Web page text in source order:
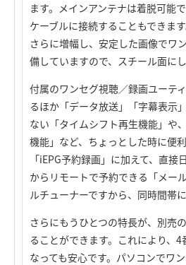
ます。メインアンテナは着脱可能
ケーブルに接続することもできま
さらに増幅し、安定した画像でワ
備していますので、スチール面に
付属のワンセグ視聴／録画ユーテ
るほか「データ放送」「字幕表示
ない「タイムシフト再生機能」や
機能」など、ちょっとした時に便
「iEPG予約録画」に加えて、直
からリモートで予約できる「メー
ルチューナーですから、同時間帯
さらにもうひとつの特長が、別売
ることができます。これにより、
なっても安心です。パソコンでワ